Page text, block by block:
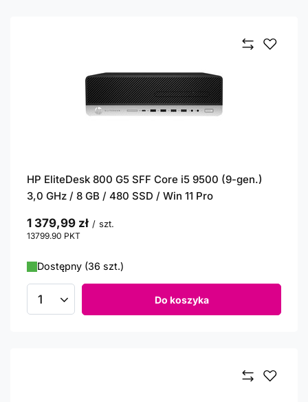
HP EliteDesk 800 G5 SFF Core i5 9500 (9-gen.)
3,0 GHz / 8 GB / 480 SSD / Win 11 Pro
1 379,99 zł / szt.
13799.90 PKT
Dostępny (36 szt.)
Ilość produktów Do koszyka